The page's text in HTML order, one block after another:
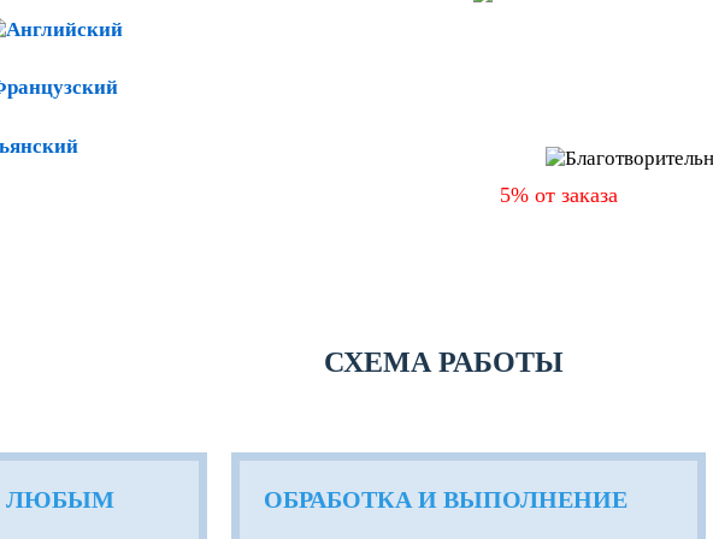
5% от заказамы
СХЕМА РАБОТЫ
ЛЮБЫМ
ОБРАБОТКА И ВЫПОЛНЕНИЕ